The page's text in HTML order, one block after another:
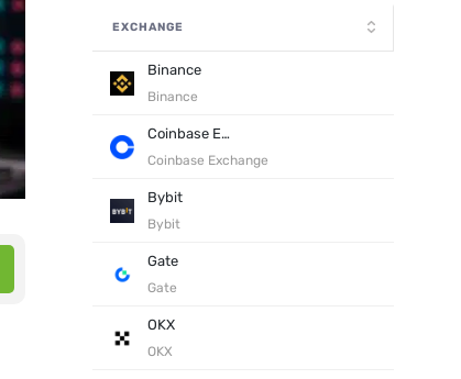
EXCHANGE
Binance
Binance
Coinbase Exchange
Coinbase Exchange
Bybit
Bybit
Gate
Gate
OKX
OKX